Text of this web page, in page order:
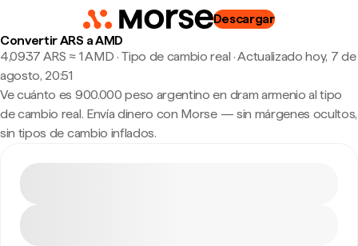
Descargar
Convertir ARS a AMD
4,0937 ARS ≈ 1 AMD · Tipo de cambio real ·Actualizado hoy, 7 de
agosto, 20:51
Ve cuánto es 900.000 peso argentino en dram armenio al tipo
de cambio real. Envía dinero con Morse — sin márgenes ocultos,
sin tipos de cambio inflados.